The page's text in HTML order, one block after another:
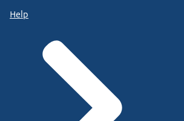
Help